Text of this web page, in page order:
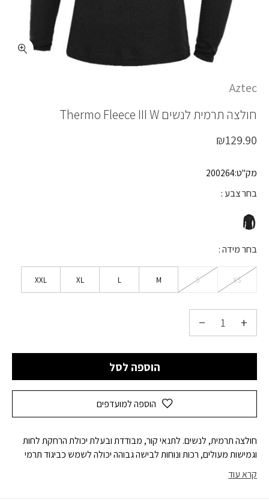
Aztec
חולצה תרמית לנשיםThermo Fleece III W
₪129.90
מק"ט:200264
בחר צבע
בחר מידה
XS
S
M
L
XL
XXL
הוספה לסל
הוספה למועדפים
חולצה תרמית, לנשים. לתנאי קור, מבודדת ובעלת יכולת הרחקת לחות
וגמישות מעולים, רכות ונוחות לבישה גבוהה יכולה לשמש כביגוד תרמי
גופנית – לסקי, לפעילות בשטח, רכיבה על אופניים וכדומה. . מומלץ
קרא עוד